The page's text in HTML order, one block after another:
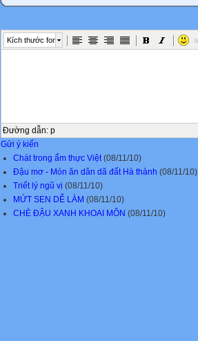
Kích thước font
Đường dẫn: p
Gửi ý kiến
Chát trong ẩm thực Việt (08/11/10)
Đậu mơ - Món ăn dân dã đất Hà thành (08/11/10)
Triết lý ngũ vị (08/11/10)
MỨT SEN DỄ LÀM (08/11/10)
CHÈ ĐẬU XANH KHOAI MÔN (08/11/10)